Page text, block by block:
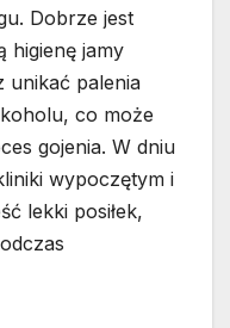
Dobrze jest
higienę jamy
unikać palenia
co może
gojenia. W dniu
wypoczętym i
lekki posiłek,